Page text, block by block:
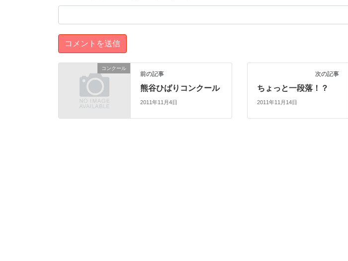
コンクール
前の記事
熊谷ひばりコンクール
2011年11月4日
次の記事
ちょっと一段落！？
2011年11月14日